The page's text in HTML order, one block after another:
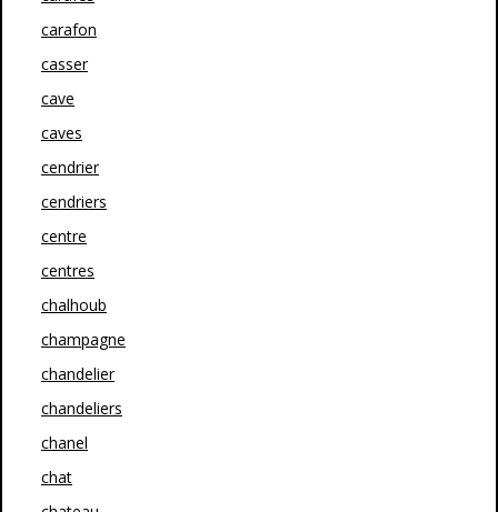
carafon
casser
cave
caves
cendrier
cendriers
centre
centres
chalhoub
champagne
chandelier
chandeliers
chanel
chat